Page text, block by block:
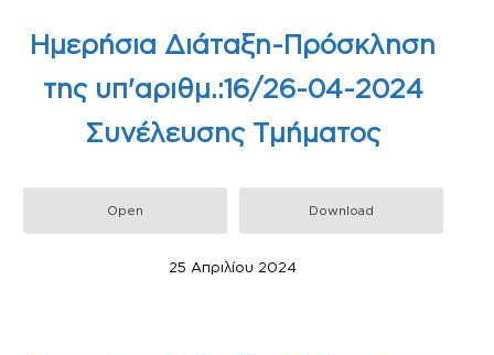
Ημερήσια Διάταξη-Πρόσκληση
της υπ'αριθμ.:16/26-04-2024
Συνέλευσης Τμήματος
Open Download
25 Απριλίου 2024